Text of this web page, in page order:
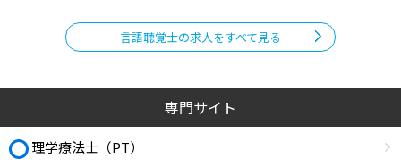
言語聴覚士の求人をすべて見る
専門サイト
理学療法士（PT）